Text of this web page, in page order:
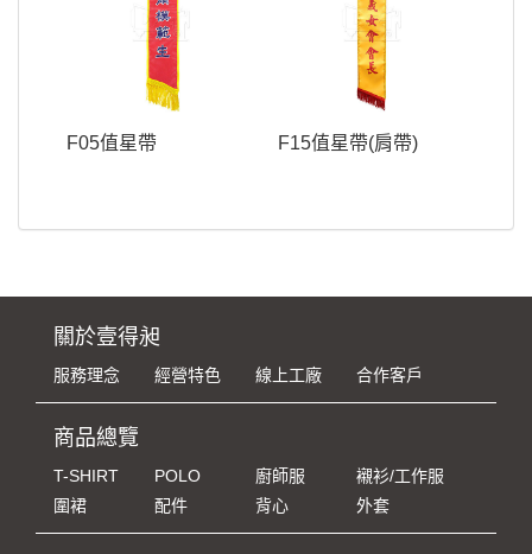
F05值星帶 F15值星帶(肩帶)
關於壹得昶
服務理念 經營特色 線上工廠 合作客戶
商品總覽
T-SHIRT POLO 廚師服
襯衫/工作服
圍裙
配件 背心 外套